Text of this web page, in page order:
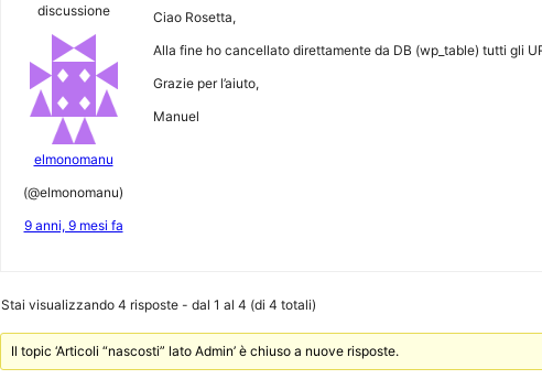
discussione
elmonomanu
(@elmonomanu)
9 anni, 9 mesi fa
Ciao Rosetta,
Alla fine ho cancellato direttamente da DB (wp_table) tutti gli
Grazie per l’aiuto,
Manuel
Stai visualizzando 4 risposte - dal 1 al 4 (di 4 totali)
Il topic ‘Articoli “nascosti” lato Admin’ è chiuso a nuove risposte.